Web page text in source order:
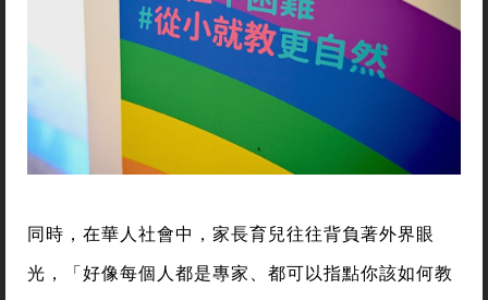
同時，在華人社會中，家長育兒往往背負著外界眼
光，「好像每個人都是專家、都可以指點你該如何教